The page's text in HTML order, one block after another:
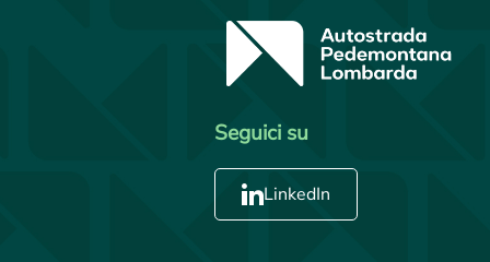
Seguici su
LinkedIn